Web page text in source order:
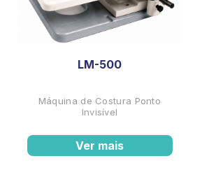
LM-500
Máquina de Costura Ponto
Invisível
Ver mais